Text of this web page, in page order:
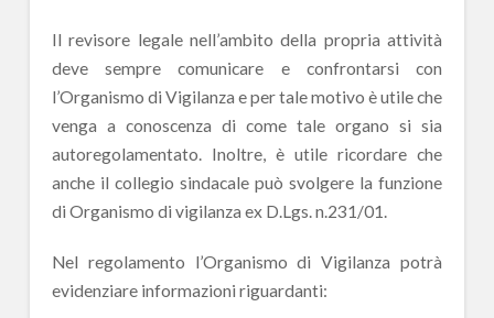
Il revisore legale nell’ambito della propria attività
deve sempre comunicare e confrontarsi con
l’Organismo di Vigilanza e per tale motivo è utile che
venga a conoscenza di come tale organo si sia
autoregolamentato. Inoltre, è utile ricordare che
anche il collegio sindacale può svolgere la funzione
di Organismo di vigilanza ex D.Lgs. n.231/01.
Nel regolamento l’Organismo di Vigilanza potrà
evidenziare informazioni riguardanti: